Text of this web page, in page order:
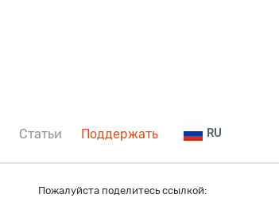
Статьи Поддержать RU
Пожалуйста поделитесь ссылкой: